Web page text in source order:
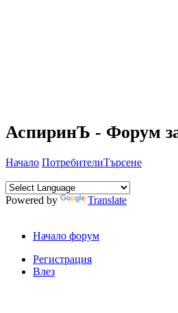
АспиринЪ - Форум
Начало ПотребителиТърсене
Powered by Translate
Начало форум
Регистрация
Влез